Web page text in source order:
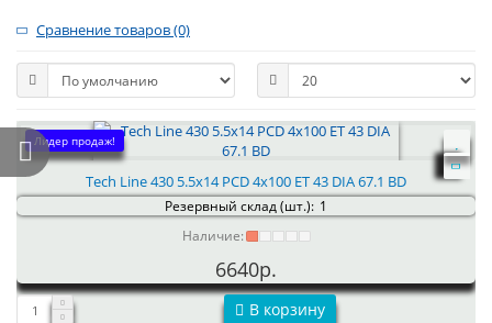
Сравнение товаров (0)
Лидер продаж!
Tech Line 430 5.5x14 PCD 4x100 ET 43 DIA 67.1 BD
Резервный склад (шт.): 1
Наличие:
6640р.
В корзину